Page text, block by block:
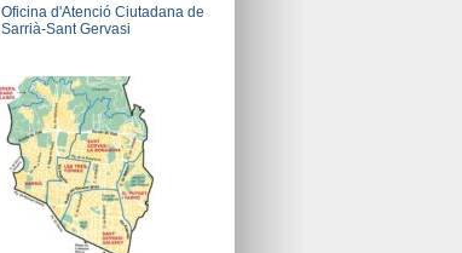
Oficina d'Atenció Ciutadana de
Sarrià-Sant Gervasi